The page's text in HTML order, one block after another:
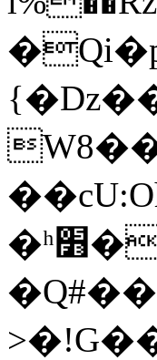
�ʰ׻��me�b���K��D-